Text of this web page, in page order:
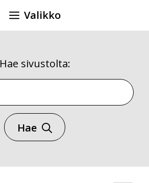
Valikko
Hae sivustolta:
Hae sivustolta
Hae